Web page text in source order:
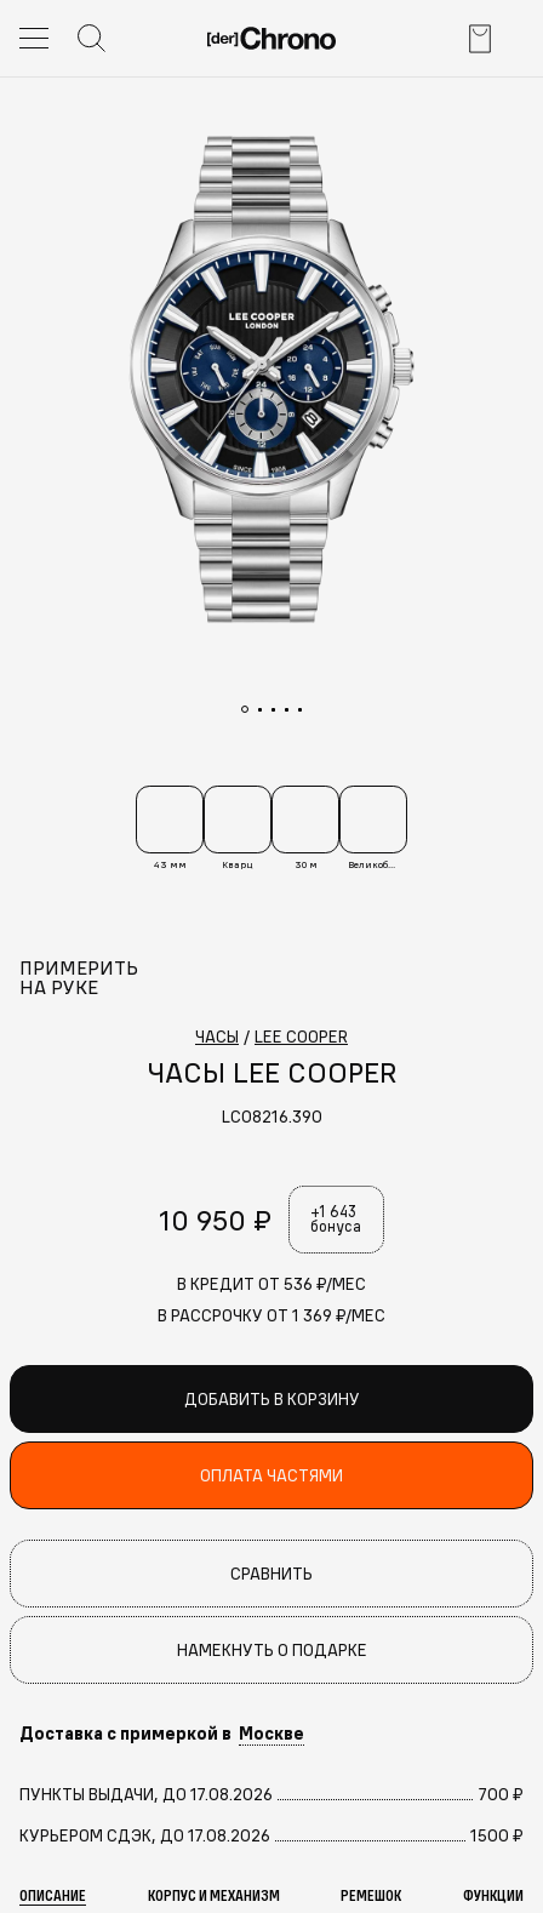
43 мм Кварц 30 м Великобритания
ПРИМЕРИТЬ
НА РУКЕ
ЧАСЫ / LEE COOPER
ЧАСЫ LEE COOPER
LC08216.390
10 950 ₽
+1 643
бонуса
В КРЕДИТ ОТ 536 ₽/МЕС
В РАССРОЧКУ ОТ 1 369 ₽/МЕС
ДОБАВИТЬ В КОРЗИНУ
ОПЛАТА ЧАСТЯМИ
СРАВНИТЬ
НАМЕКНУТЬ О ПОДАРКЕ
Доставка с примеркой в Москве
ПУНКТЫ ВЫДАЧИ, ДО 17.08.2026
700 ₽
КУРЬЕРОМ СДЭК, ДО 17.08.2026
1500 ₽
ОПИСАНИЕ КОРПУС И МЕХАНИЗМ РЕМЕШОК ФУНКЦИИ